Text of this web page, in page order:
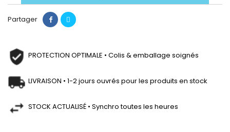
Partager
PROTECTION OPTIMALE • Colis & emballage soignés
LIVRAISON • 1-2 jours ouvrés pour les produits en stock
STOCK ACTUALISÉ • Synchro toutes les heures